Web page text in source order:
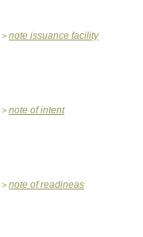
> note issuance facility
> note of intent
> note of readineas